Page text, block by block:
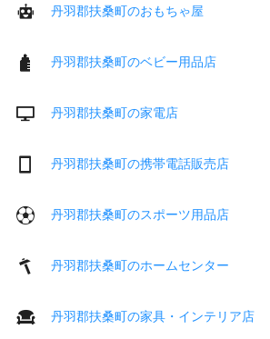
丹羽郡扶桑町のおもちゃ屋
丹羽郡扶桑町のベビー用品店
丹羽郡扶桑町の家電店
丹羽郡扶桑町の携帯電話販売店
丹羽郡扶桑町のスポーツ用品店
丹羽郡扶桑町のホームセンター
丹羽郡扶桑町の家具・インテリア店